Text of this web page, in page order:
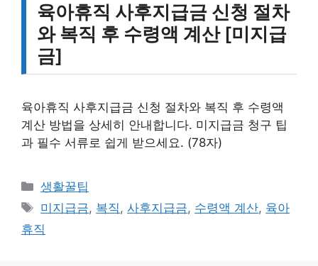
육아휴직 사후지급금 신청 절차
와 복직 후 수령액 계산 [미지급
금]
육아휴직 사후지급금 신청 절차와 복직 후 수령액
계산 방법을 상세히 안내합니다. 미지급금 청구 팁
과 필수 서류로 쉽게 받으세요. (78자)
카
테
리
생활꿀팁
태
그
미지급금, 복직,사후지급금, 수령액 계산, 육아
휴직